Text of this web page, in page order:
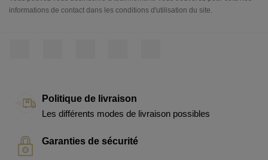
informations de contact dans les conditions d'utilisation du site.
Politique de livraison
Les différents modes de livraison possibles
Garanties de sécurité